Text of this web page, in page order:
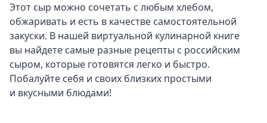
Этот сыр можно сочетать с любым хлебом,
обжаривать и есть в качестве самостоятельной
закуски. В нашей виртуальной кулинарной книге
вы найдете самые разные рецепты с российским
сыром, которые готовятся легко и быстро.
Побалуйте себя и своих близких простыми
и вкусными блюдами!